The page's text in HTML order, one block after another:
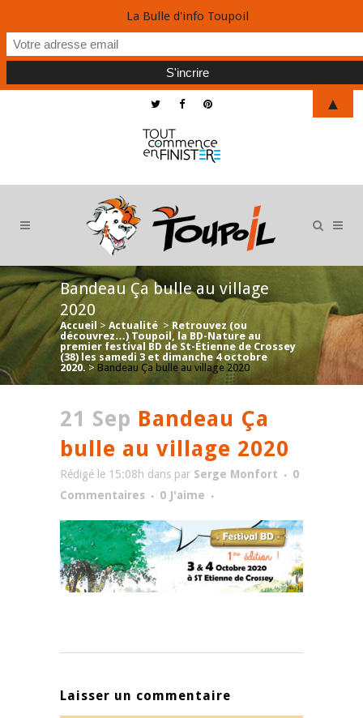
Bandeau Ça bulle au village
2020
Accueil > Actualité > Retrouvez (ou
découvrez…) Toupoil, la BD-Nature au
premier festival BD de St-Étienne de Crossey
(38) les samedi 3 et dimanche 4 octobre
2020. > Bandeau Ça bulle au village 2020
21 Sep Bandeau Ça
bulle au village 2020
Rédigé le 15:08h dans par Serge Monfort
0
Commentaires
0 J'aime
Laisser un commentaire
La Bulle d'info Toupoil
▲